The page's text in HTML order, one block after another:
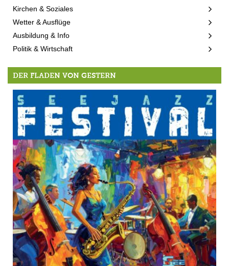
Kirchen & Soziales
Wetter & Ausflüge
Ausbildung & Info
Politik & Wirtschaft
DER FLADEN VON GESTERN